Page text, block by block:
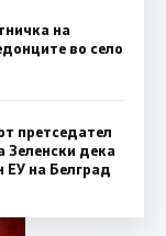
на
во село
претседател
Зеленски дека
ЕУ на Белград